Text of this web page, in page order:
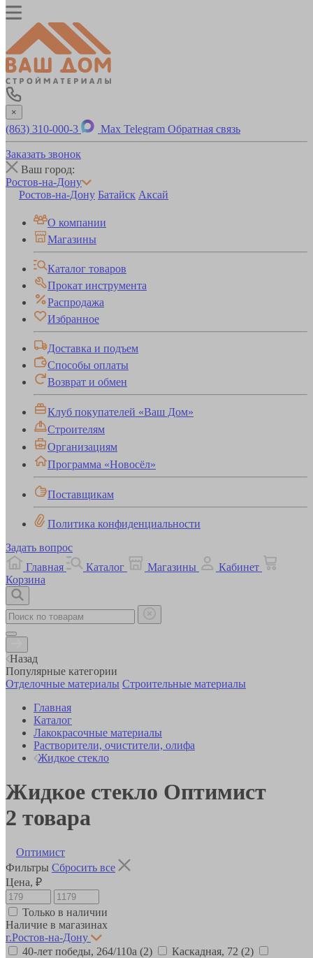
×
(863) 310-000-3 Max Telegram Обратная связь
Заказать звонок
Ваш город:
Ростов-на-Дону
Ростов-на-Дону Батайск Аксай
О компании
Магазины
Каталог товаров
Прокат инструмента
Распродажа
Избранное
Доставка и подъем
Способы оплаты
Возврат и обмен
Клуб покупателей «Ваш Дом»
Строителям
Организациям
Программа «Новосёл»
Поставщикам
Политика конфиденциальности
Задать вопрос
Главная
Каталог Магазины
Кабинет
Корзина
Назад
Популярные категории
Отделочные материалы Строительные материалы
Главная
Каталог
Лакокрасочные материалы
Растворители, очистители, олифа
Жидкое стекло
Жидкое стекло Оптимист
2 товара
Оптимист
Фильтры Сбросить все
Цена, ₽
Только в наличии
Наличие в магазинах
г.Ростов-на-Дону
40-лет победы, 264/110а (2) Каскадная, 72 (2)